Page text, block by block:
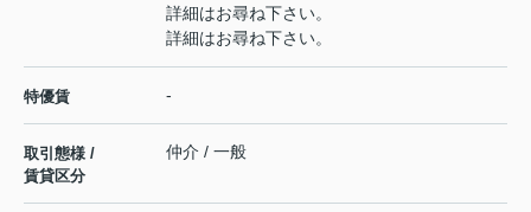
詳細はお尋ね下さい。
詳細はお尋ね下さい。
特優賃 -
取引態様 /
賃貸区分
仲介 / 一般